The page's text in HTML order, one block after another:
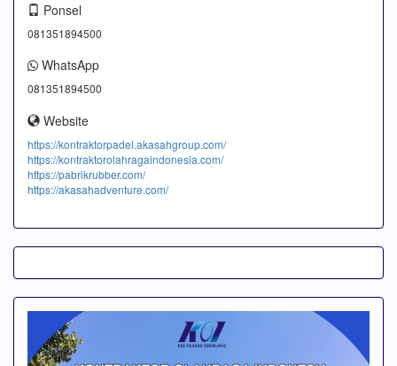
Ponsel
081351894500
WhatsApp
081351894500
Website
https://kontraktorpadel.akasahgroup.com/
https://kontraktorolahragaindonesia.com/
https://pabrikrubber.com/
https://akasahadventure.com/